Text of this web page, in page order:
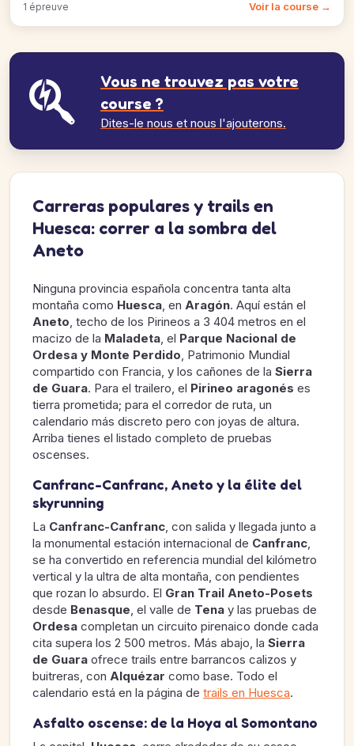
1 épreuve Voir la course →
Vous ne trouvez pas votre
course ?
Dites-le nous et nous l'ajouterons.
Carreras populares y trails en
Huesca: correr a la sombra del
Aneto
Ninguna provincia española concentra tanta alta
montaña como Huesca, en Aragón. Aquí están el
Aneto, techo de los Pirineos a 3 404 metros en el
macizo de la Maladeta, el Parque Nacional de
Ordesa y Monte Perdido, Patrimonio Mundial
compartido con Francia, y los cañones de la Sierra
de Guara. Para el trailero, el Pirineo aragonés es
tierra prometida; para el corredor de ruta, un
calendario más discreto pero con joyas de altura.
Arriba tienes el listado completo de pruebas
oscenses.
Canfranc-Canfranc, Aneto y la élite del
skyrunning
La Canfranc-Canfranc, con salida y llegada junto a
la monumental estación internacional de Canfranc,
se ha convertido en referencia mundial del kilómetro
vertical y la ultra de alta montaña, con pendientes
que rozan lo absurdo. El Gran Trail Aneto-Posets
desde Benasque, el valle de Tena y las pruebas de
Ordesa completan un circuito pirenaico donde cada
cita supera los 2 500 metros. Más abajo, la Sierra
de Guara ofrece trails entre barrancos calizos y
buitreras, con Alquézar como base. Todo el
calendario está en la página de trails en Huesca.
Asfalto oscense: de la Hoya al Somontano